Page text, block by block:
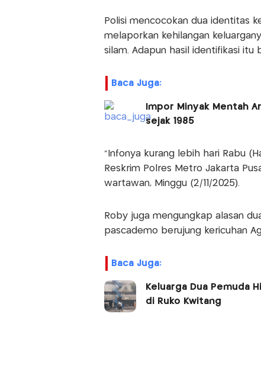
Polisi mencocokan dua identitas
melaporkan kehilangan
silam. Adapun hasil identifikasi itu
Baca Juga:
Impor Minyak Mentah
sejak 1985
"Infonya kurang lebih hari Rabu
Reskrim Polres Metro Jakarta
wartawan, Minggu (2/11/2025).
Roby juga mengungkap alasan
pascademo berujung kericuhan
Baca Juga:
Keluarga Dua Pemuda
di Ruko Kwitang